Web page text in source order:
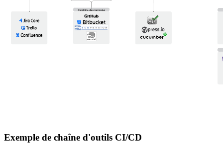
Exemple de chaîne d'outils CI/CD